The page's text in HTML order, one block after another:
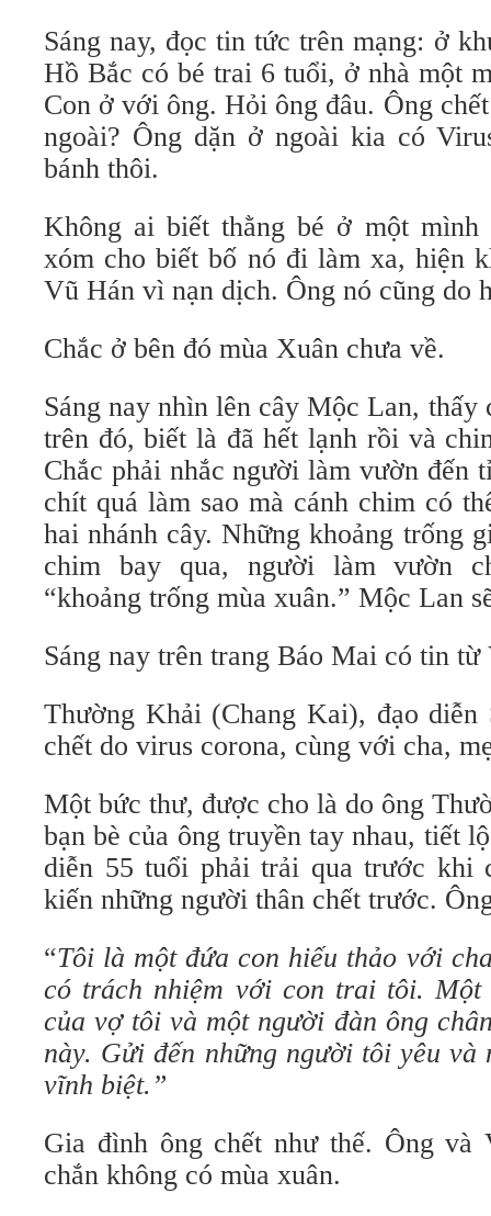
Sáng nay, đọc tin tức trên mạng: ở
Hồ Bắc có bé trai 6 tuổi, ở nhà một
Con ở với ông. Hỏi ông đâu. Ông
ngoài? Ông dặn ở ngoài kia có
bánh thôi.
Không ai biết thằng bé ở một
xóm cho biết bố nó đi làm xa, hiện
Vũ Hán vì nạn dịch. Ông nó cũng do
Chắc ở bên đó mùa Xuân chưa về.
Sáng nay nhìn lên cây Mộc Lan,
trên đó, biết là đã hết lạnh rồi và
Chắc phải nhắc người làm vườn đến
chít quá làm sao mà cánh chim có
hai nhánh cây. Những khoảng trống
chim bay qua, người làm vườn
“khoảng trống mùa xuân.” Mộc Lan
Sáng nay trên trang Báo Mai có tin từ
Thường Khải (Chang Kai), đạo diễn
chết do virus corona, cùng với cha,
Một bức thư, được cho là do ông
bạn bè của ông truyền tay nhau, tiết
diễn 55 tuổi phải trải qua trước khi
kiến những người thân chết trước.
“Tôi là một đứa con hiếu thảo với
có trách nhiệm với con trai tôi. Một
của vợ tôi và một người đàn ông
này. Gửi đến những người tôi yêu và
vĩnh biệt.”
Gia đình ông chết như thế. Ông và
chắn không có mùa xuân.